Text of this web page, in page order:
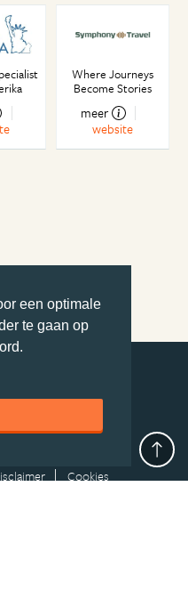
een optimale
te gaan op
Where Journeys
Become Stories
meer
website
Cookies